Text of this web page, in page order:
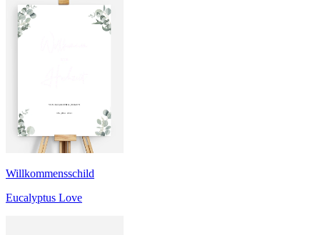
Willkommensschild
Eucalyptus Love